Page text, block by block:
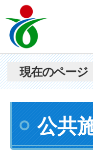
現在のページ
公共